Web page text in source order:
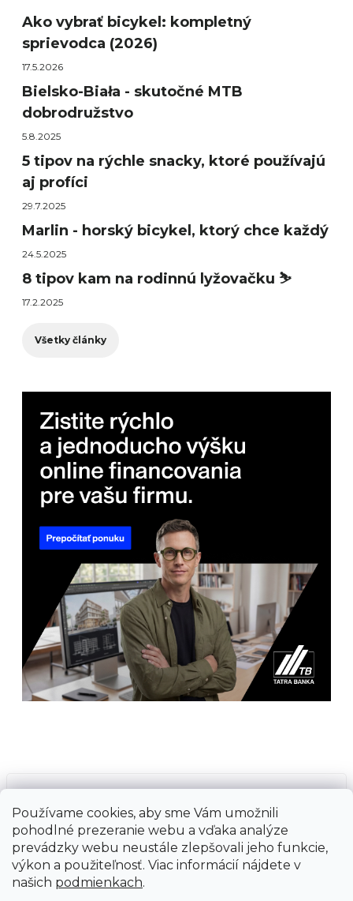
Používame cookies, aby sme Vám umožnili
pohodlné prezeranie webu a vďaka analýze
prevádzky webu neustále zlepšovali jeho funkcie,
výkon a použiteľnosť. Viac informácií nájdete v
našich podmienkach.
Ako vybrať bicykel: kompletný
sprievodca (2026)
17.5.2026
Bielsko-Biała - skutočné MTB
dobrodružstvo
5.8.2025
5 tipov na rýchle snacky, ktoré používajú
aj profíci
29.7.2025
Marlin - horský bicykel, ktorý chce každý
24.5.2025
8 tipov kam na rodinnú lyžovačku ⛷️
17.2.2025
Všetky články